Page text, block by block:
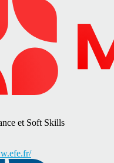
et Soft Skills